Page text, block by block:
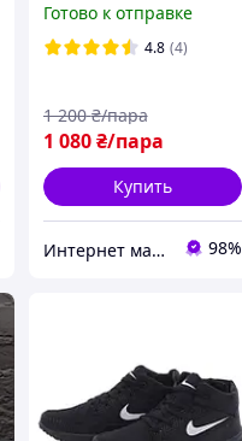
мужские кроссовки
осень
Готово к отправке
4.8 (4)
1 080 ₴/пара
1 200 ₴/пара
Купить
Интернет магазин Семицвет 98%